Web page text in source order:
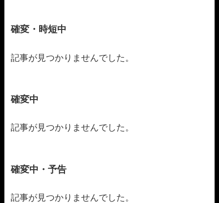
確変・時短中
記事が見つかりませんでした。
確変中
記事が見つかりませんでした。
確変中・予告
記事が見つかりませんでした。